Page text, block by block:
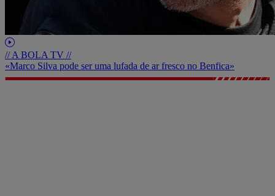
// A BOLA TV //
«Marco Silva pode ser uma lufada de ar fresco no Benfica»